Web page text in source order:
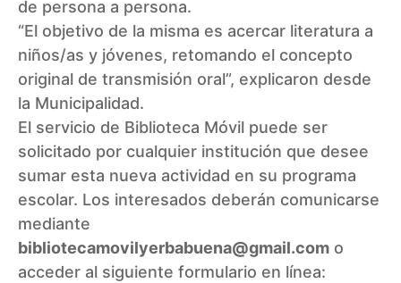
de persona a persona.
“El objetivo de la misma es acercar literatura a
niños/as y jóvenes, retomando el concepto
original de transmisión oral”, explicaron desde
la Municipalidad.
El servicio de Biblioteca Móvil puede ser
solicitado por cualquier institución que desee
sumar esta nueva actividad en su programa
escolar. Los interesados deberán comunicarse
mediante
bibliotecamovilyerbabuena@gmail.com o
acceder al siguiente formulario en línea: